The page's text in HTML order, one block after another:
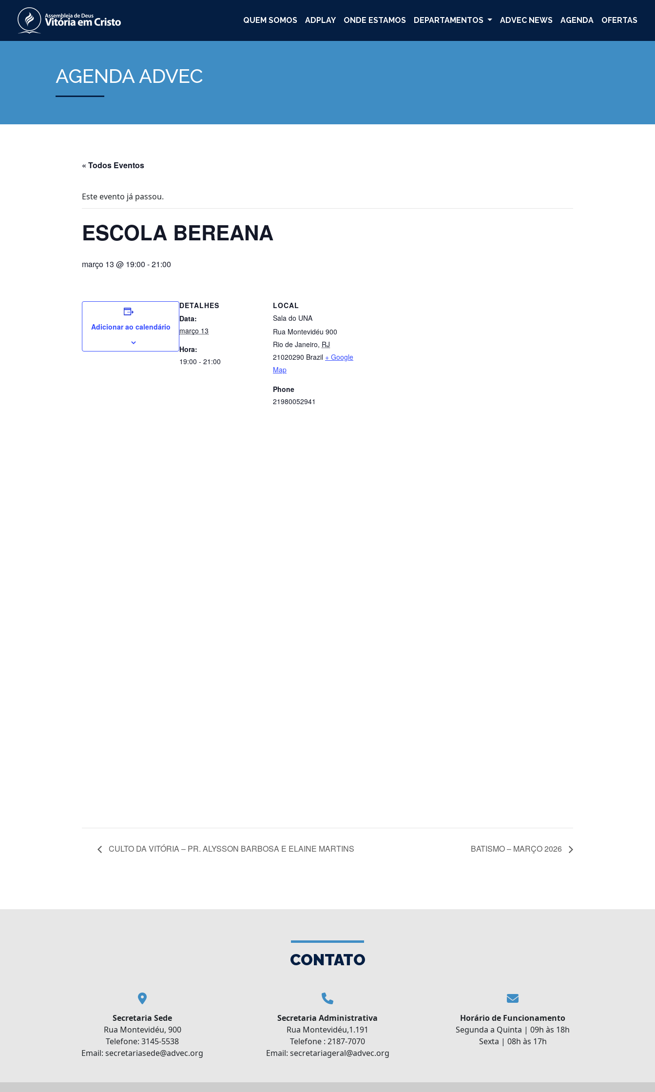
QUEM SOMOS ADPLAY ONDE ESTAMOS DEPARTAMENTOS ADVEC NEWS AGENDA OFERTAS
AGENDA ADVEC
« Todos Eventos
Este evento já passou.
ESCOLA BEREANA
março 13 @ 19:00 -21:00
Adicionar ao calendário
DETALHES
Data:
março 13
Hora:
19:00 - 21:00
LOCAL
Sala do UNA
Rua Montevidéu 900
Rio de Janeiro, RJ
21020290 Brazil + Google
Map
Phone
21980052941
CULTO DA VITÓRIA – PR. ALYSSON BARBOSA E ELAINE MARTINS BATISMO – MARÇO 2026
CONTATO
Secretaria Sede
Rua Montevidéu, 900
Telefone: 3145-5538
Email: secretariasede@advec.org
Secretaria Administrativa
Rua Montevidéu,1.191
Telefone : 2187-7070
Email: secretariageral@advec.org
Horário de Funcionamento
Segunda a Quinta | 09h às 18h
Sexta | 08h às 17h